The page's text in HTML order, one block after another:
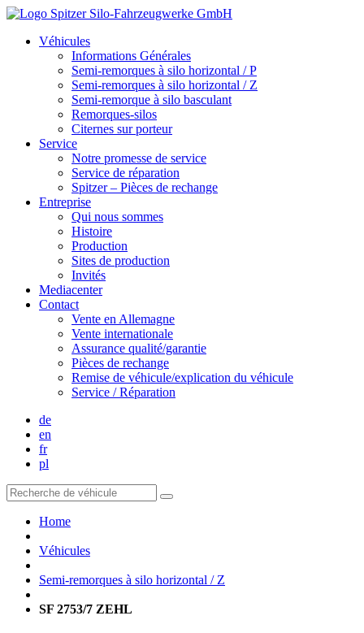
Véhicules
Informations Générales
Semi-remorques à silo horizontal / P
Semi-remorques à silo horizontal / Z
Semi-remorque à silo basculant
Remorques-silos
Citernes sur porteur
Service
Notre promesse de service
Service de réparation
Spitzer – Pièces de rechange
Entreprise
Qui nous sommes
Histoire
Production
Sites de production
Invités
Mediacenter
Contact
Vente en Allemagne
Vente internationale
Assurance qualité/garantie
Pièces de rechange
Remise de véhicule/explication du véhicule
Service / Réparation
de
en
fr
pl
Home
Véhicules
Semi-remorques à silo horizontal / Z
SF 2753/7 ZEHL